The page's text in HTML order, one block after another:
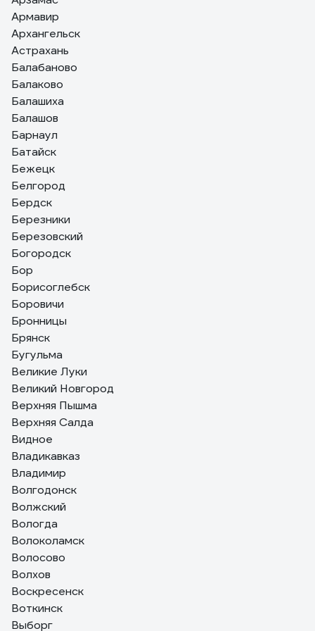
Армавир
Архангельск
Астрахань
Балабаново
Балаково
Балашиха
Балашов
Барнаул
Батайск
Бежецк
Белгород
Бердск
Березники
Березовский
Богородск
Бор
Борисоглебск
Боровичи
Бронницы
Брянск
Бугульма
Великие Луки
Великий Новгород
Верхняя Пышма
Верхняя Салда
Видное
Владикавказ
Владимир
Волгодонск
Волжский
Вологда
Волоколамск
Волосово
Волхов
Воскресенск
Воткинск
Выборг